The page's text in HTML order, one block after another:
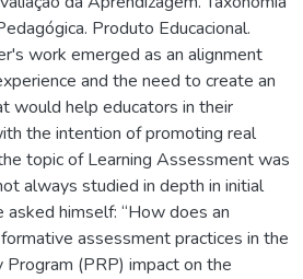
Produto Educacional.
work emerged as an alignment
and the need to create an
would help educators in their
the intention of promoting real
topic of Learning Assessment was
always studied in depth in initial
asked himself: “How does an
assessment practices in the
Program (PRP) impact on the